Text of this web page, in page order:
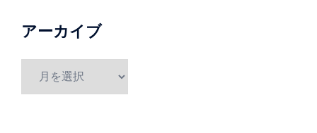
アーカイブ